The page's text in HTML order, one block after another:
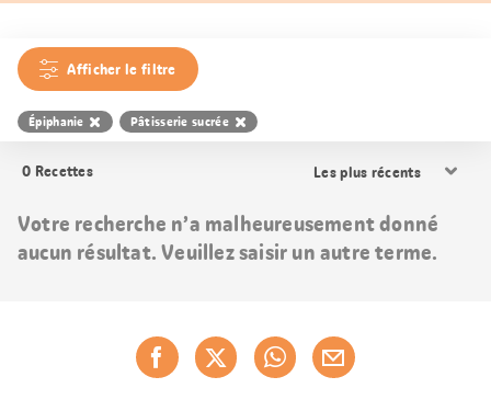
Afficher le filtre
Épiphanie Pâtisserie sucrée
0 Recettes
les
Votre recherche n’a malheureusement donné
aucun résultat. Veuillez saisir un autre terme.
Recommander maintenant